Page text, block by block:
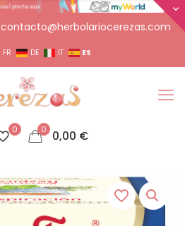
contacto@herbolariocerezas.com
FR DE IT ES
0 0 0,00 €